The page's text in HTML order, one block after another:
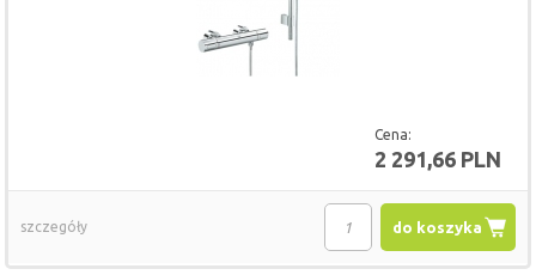
Cena:
2 291,66 PLN
do koszyka
szczegóły